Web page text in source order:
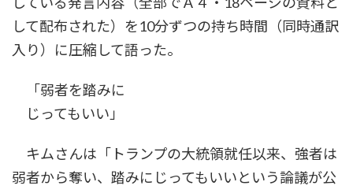
して配布された）を10分ずつの持ち時間（同時通訳
入り）に圧縮して語った。
「弱者を踏みに
じってもいい」
キムさんは「トランプの大統領就任以来、強者は
弱者から奪い、踏みにじってもいいという論議が公